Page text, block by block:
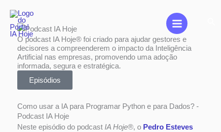
content
O podcast IA Hoje® foi criado para ajudar gestores e
decisores a compreenderem o impacto da Inteligência
Artificial nas empresas, promovendo uma adoção
informada, segura e estratégica.
Episódios
Como usar a IA para Programar Python e para Dados? -
Podcast IA Hoje
Neste episódio do podcast IA Hoje®, o Pedro Esteves